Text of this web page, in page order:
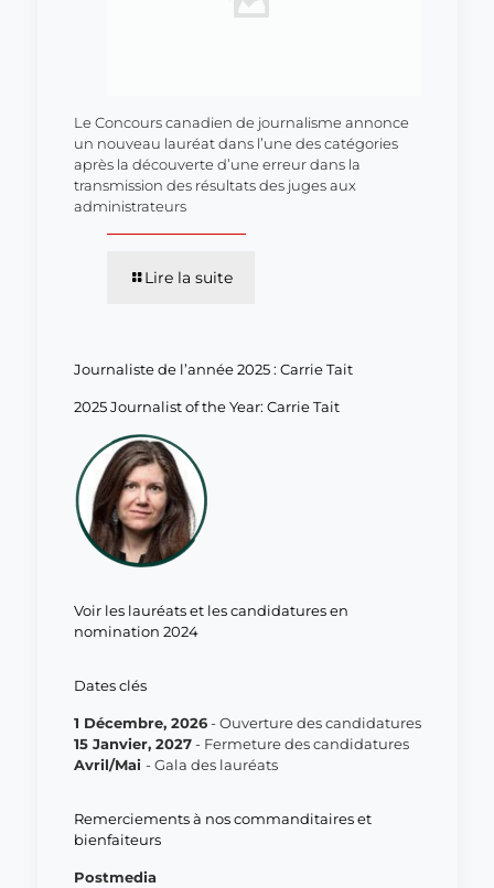
Le Concours canadien de journalisme annonce
un nouveau lauréat dans l’une des catégories
après la découverte d’une erreur dans la
transmission des résultats des juges aux
administrateurs
Lire la suite
Journaliste de l’année 2025 : Carrie Tait
2025 Journalist of the Year: Carrie Tait
Voir les lauréats et les candidatures en
nomination 2024
Dates clés
1 Décembre, 2026- Ouverture des candidatures
15 Janvier, 2027- Fermeture des candidatures
Avril/Mai - Gala des lauréats
Remerciements à nos commanditaires et
bienfaiteurs
Postmedia